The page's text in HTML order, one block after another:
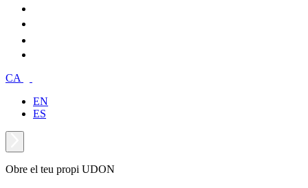
CA
EN
ES
Obre el teu propi UDON